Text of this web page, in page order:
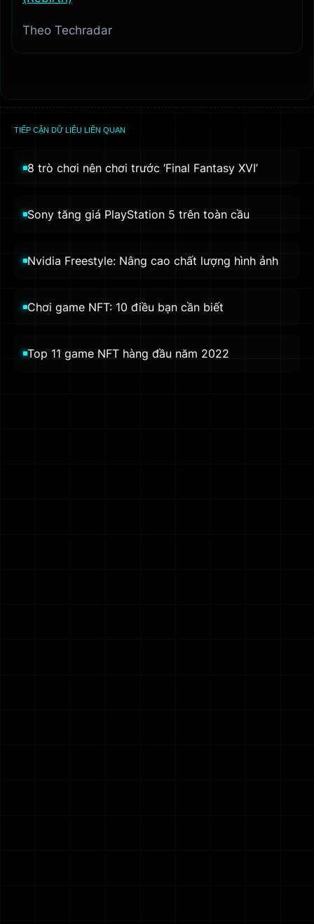
Theo Techradar
TIẾP CẬN DỮ LIỆU LIÊN QUAN
8 trò chơi nên chơi trước ‘Final Fantasy XVI’
Sony tăng giá PlayStation 5 trên toàn cầu
Nvidia Freestyle: Nâng cao chất lượng hình ảnh
Chơi game NFT: 10 điều bạn cần biết
Top 11 game NFT hàng đầu năm 2022